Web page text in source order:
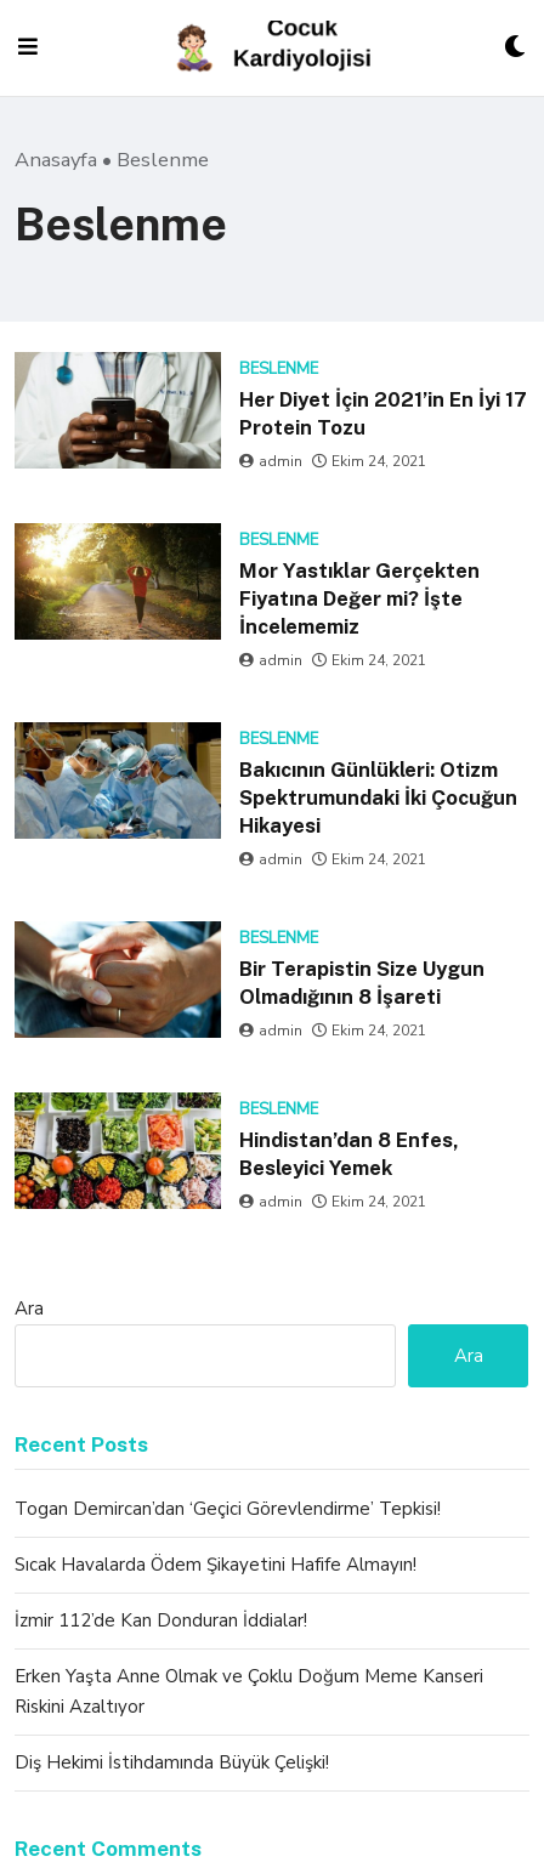
content
Anasayfa • Beslenme
Beslenme
BESLENME
Her Diyet İçin 2021’in En İyi 17
Protein Tozu
admin Ekim 24, 2021
BESLENME
Mor Yastıklar Gerçekten
Fiyatına Değer mi? İşte
İncelememiz
admin Ekim 24, 2021
BESLENME
Bakıcının Günlükleri: Otizm
Spektrumundaki İki Çocuğun
Hikayesi
admin Ekim 24, 2021
BESLENME
Bir Terapistin Size Uygun
Olmadığının 8 İşareti
admin Ekim 24, 2021
BESLENME
Hindistan’dan 8 Enfes,
Besleyici Yemek
admin Ekim 24, 2021
Ara
Ara
Recent Posts
Togan Demircan’dan ‘Geçici Görevlendirme’ Tepkisi!
Sıcak Havalarda Ödem Şikayetini Hafife Almayın!
İzmir 112’de Kan Donduran İddialar!
Erken Yaşta Anne Olmak ve Çoklu Doğum Meme Kanseri
Riskini Azaltıyor
Diş Hekimi İstihdamında Büyük Çelişki!
Recent Comments